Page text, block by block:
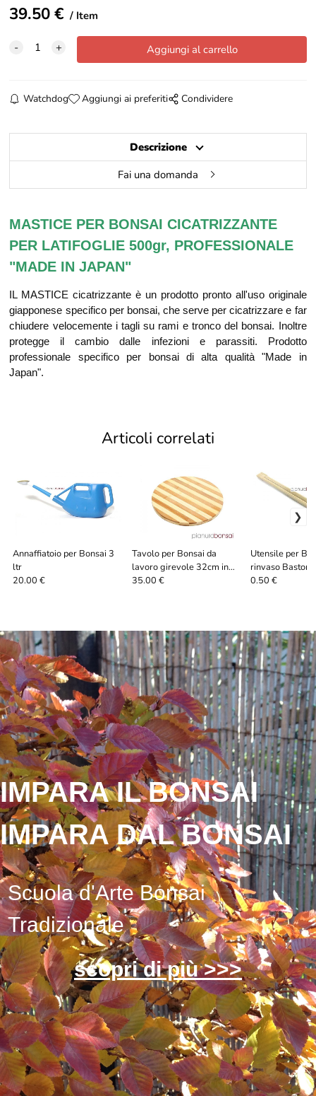
39.50€ Item
Watchdog Aggiungi ai preferiti Condividere
Descrizione
Fai una domanda
MASTICE PER BONSAI CICATRIZZANTE
PER LATIFOGLIE 500gr, PROFESSIONALE
"MADE IN JAPAN"
IL MASTICE cicatrizzante è un prodotto pronto all'uso originale
giapponese specifico per bonsai, che serve per cicatrizzare e far
chiudere velocemente i tagli su rami e tronco del bonsai. Inoltre
protegge il cambio dalle infezioni e parassiti.
Prodotto
professionale specifico per bonsai di
alta qualità "Made in
Japan".
Articoli correlati
Annaffiatoio per Bonsai 3
ltr
20.00 €
Tavolo per Bonsai da
lavoro girevole 32cm in
bamboo
35.00 €
Utensile per
rinvaso
bamboo 20cm
0.50 €
IMPARA IL BONSAI
IMPARA DAL BONSAI
Scuola d'Arte Bonsai
Tradizionale
scopri di più >>>